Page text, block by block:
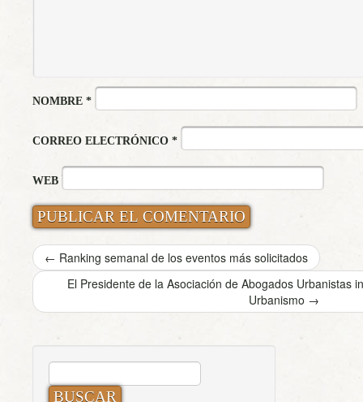
NOMBRE *
CORREO ELECTRÓNICO *
WEB
← Ranking semanal de los eventos más solicitados
El Presidente de la Asociación de Abogados Urbanistas
Urbanismo →
BUSCAR: